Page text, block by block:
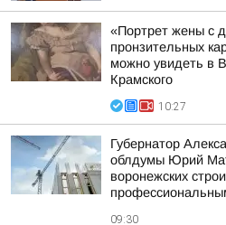
«Портрет жены с
пронзительных
можно увидеть в
Крамского
10:27
Губернатор
облдумы Юрий
воронежских
09:30